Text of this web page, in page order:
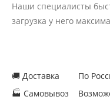
Наши специалисты
загрузка у него
🚚 Доставка
🏭 Самовывоз
По